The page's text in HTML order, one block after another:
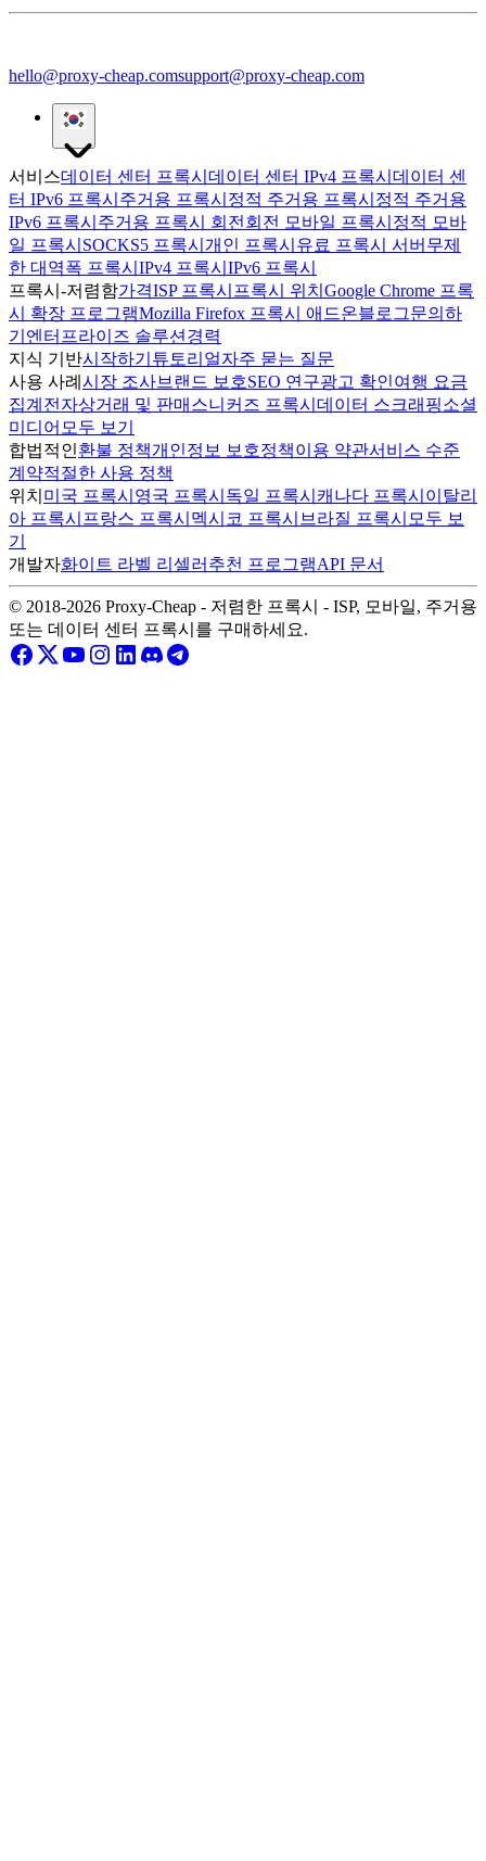
hello@proxy-cheap.comsupport@proxy-cheap.com
서비스데이터 센터 프록시 데이터 센터 IPv4 프록시 데이터 센
터 IPv6 프록시 주거용 프록시 정적 주거용 프록시 정적 주거용
IPv6 프록시 주거용 프록시 회전 회전 모바일 프록시 정적 모바
일 프록시 SOCKS5 프록시 개인 프록시 유료 프록시 서버 무제
한 대역폭 프록시 IPv4 프록시 IPv6 프록시
프록시-저렴함가격ISP 프록시 프록시 위치 Google Chrome 프록
시 확장 프로그램Mozilla Firefox 프록시 애드온블로그문의하
기 엔터프라이즈 솔루션 경력
지식 기반시작하기 튜토리얼자주 묻는 질문
사용 사례 시장 조사브랜드 보호SEO 연구광고 확인여행 요금
집계 전자상거래 및 판매 스니커즈 프록시 데이터 스크래핑소셜
미디어 모두 보기
합법적인환불 정책개인정보 보호정책이용 약관서비스 수준
계약적절한 사용 정책
위치 미국 프록시 영국 프록시 독일 프록시 캐나다 프록시 이탈리
아 프록시 프랑스 프록시 멕시코 프록시 브라질 프록시 모두 보
기
개발자화이트 라벨 리셀러 추천 프로그램API 문서
© 2018-2026 Proxy-Cheap - 저렴한 프록시 - ISP, 모바일, 주거용
또는 데이터 센터 프록시를 구매하세요.